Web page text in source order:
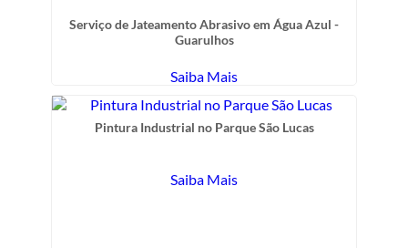
Serviço de Jateamento Abrasivo em Água Azul -
Guarulhos
Saiba Mais
Pintura Industrial no Parque São Lucas
Saiba Mais